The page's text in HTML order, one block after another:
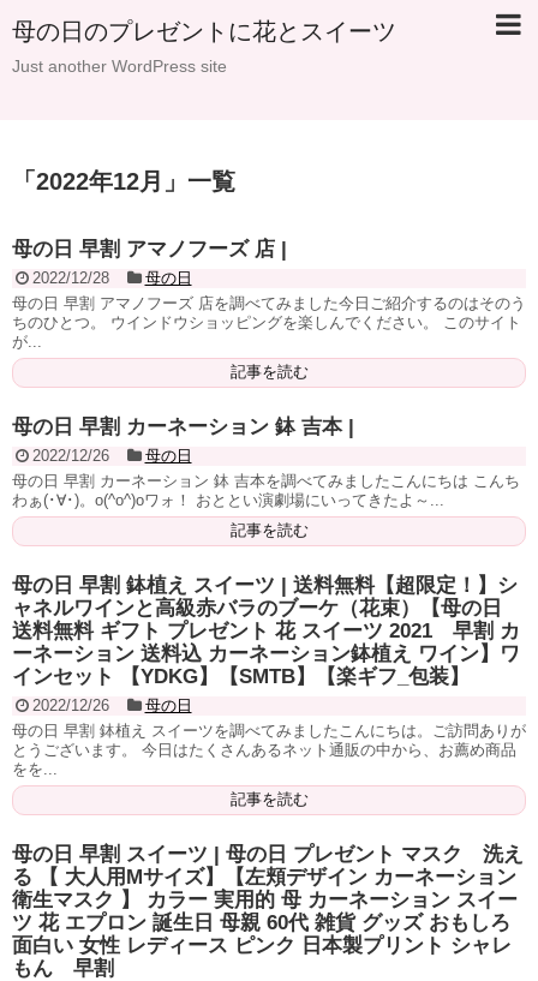
母の日のプレゼントに花とスイーツ
Just another WordPress site
「 2022年12月 」 一覧
母の日 早割 アマノフーズ 店 |
2022/12/28
母の日
母の日 早割 アマノフーズ 店を調べてみました今日ご紹介するのはそのう
ちのひとつ。 ウインドウショッピングを楽しんでください。 このサイト
が...
記事を読む
母の日 早割 カーネーション 鉢 吉本 |
2022/12/26
母の日
母の日 早割 カーネーション 鉢 吉本を調べてみましたこんにちは こんち
わぁ(･∀･)。o(^o^)oワォ！ おととい演劇場にいってきたよ～...
記事を読む
母の日 早割 鉢植え スイーツ | 送料無料【超限定！】シ
ャネルワインと高級赤バラのブーケ（花束）【母の日
送料無料 ギフト プレゼント 花 スイーツ 2021 早割 カ
ーネーション 送料込 カーネーション鉢植え ワイン】ワ
インセット 【YDKG】【SMTB】【楽ギフ_包装】
2022/12/26
母の日
母の日 早割 鉢植え スイーツを調べてみましたこんにちは。ご訪問ありが
とうございます。 今日はたくさんあるネット通販の中から、お薦め商品
をを...
記事を読む
母の日 早割 スイーツ | 母の日 プレゼント マスク 洗え
る 【 大人用Mサイズ】【左頬デザイン カーネーション
衛生マスク 】 カラー 実用的 母 カーネーション スイー
ツ 花 エプロン 誕生日 母親 60代 雑貨 グッズ おもしろ
面白い 女性 レディース ピンク 日本製プリント シャレ
もん 早割